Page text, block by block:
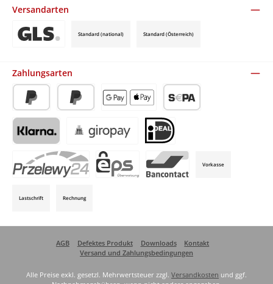
Versandarten
Standard (national) Standard (Österreich)
Zahlungsarten
PayPal Später BezahlenApple Pay / Google Pay (via Stripe)
SEPA-Lastschrift (via Stripe)
Klarna (via Stripe)Giropay (via Stripe) iDeal (via Stripe)
Vorkasse
Lastschrift Rechnung
AGB Defektes Produkt Downloads
Kontakt
Versand und Zahlungsbedingungen
Alle Preise exkl. gesetzl. Mehrwertsteuer zzgl. Versandkosten und ggf.